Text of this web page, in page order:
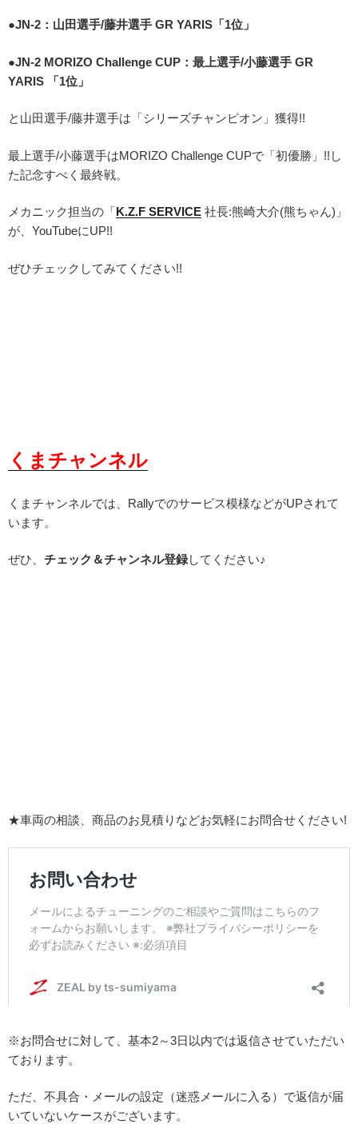
●JN-2：山田選手/藤井選手 GR YARIS「1位」
●JN-2 MORIZO Challenge CUP：最上選手/小藤選手 GR
YARIS 「1位」
と山田選手/藤井選手は「シリーズチャンピオン」獲得!!
最上選手/小藤選手はMORIZO Challenge CUPで「初優勝」!!し
た記念すべく最終戦。
メカニック担当の「K.Z.F SERVICE 社長:熊崎大介(熊ちゃん)」
が、YouTubeにUP!!
ぜひチェックしてみてください!!
くまチャンネル
くまチャンネルでは、Rallyでのサービス模様などがUPされて
います。
ぜひ、 チェック＆チャンネル登録してください♪
★車両の相談、商品のお見積りなどお気軽にお問合せください!
※お問合せに対して、基本2～3日以内では返信させていただい
ております。
ただ、不具合・メールの設定（迷惑メールに入る）で返信が届
いていないケースがございます。